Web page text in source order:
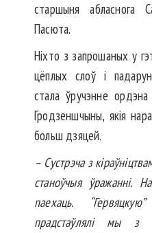
старшыня абласнога
Пасюта.
Ніхто з запрошаных у
цёплых слоў і
стала ўручэнне
Гродзеншчыны, якія
больш дзяцей.
– Сустрэча з
станоўчыя ўражанні.
паехаць.
прадстаўлялі мы з